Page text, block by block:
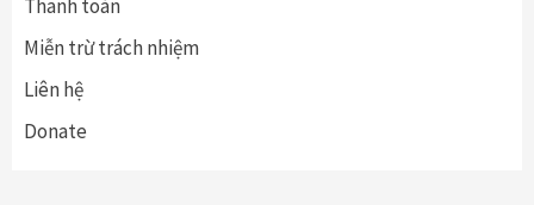
Thanh toán
Miễn trừ trách nhiệm
Liên hệ
Donate